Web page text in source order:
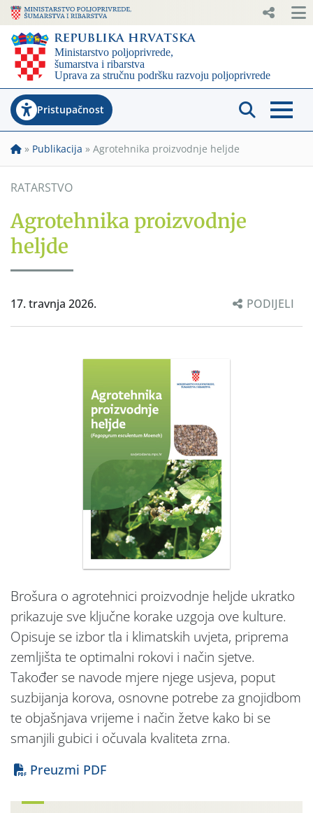
Pristupačnost
» Publikacija » Agrotehnika proizvodnje heljde
RATARSTVO
Agrotehnika proizvodnje
heljde
17. travnja 2026. PODIJELI
Brošura o agrotehnici proizvodnje heljde ukratko
prikazuje sve ključne korake uzgoja ove kulture.
Opisuje se izbor tla i klimatskih uvjeta, priprema
zemljišta te optimalni rokovi i način sjetve.
Također se navode mjere njege usjeva, poput
suzbijanja korova, osnovne potrebe za gnojidbom
te objašnjava vrijeme i način žetve kako bi se
smanjili gubici i očuvala kvaliteta zrna.
Preuzmi PDF